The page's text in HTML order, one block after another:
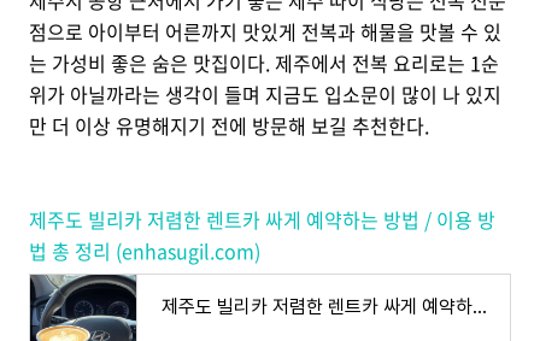
점으로 아이부터 어른까지 맛있게 전복과 해물을 맛볼 수 있
는 가성비 좋은 숨은 맛집이다. 제주에서 전복 요리로는 1순
위가 아닐까라는 생각이 들며 지금도 입소문이 많이 나 있지
만 더 이상 유명해지기 전에 방문해 보길 추천한다.
제주도 빌리카 저렴한 렌트카 싸게 예약하는 방법 / 이용 방
법 총 정리 (enhasugil.com)
제주도 빌리카 저렴한 렌트카 싸게 예약하는 방법 / 이용 방법 총 정리